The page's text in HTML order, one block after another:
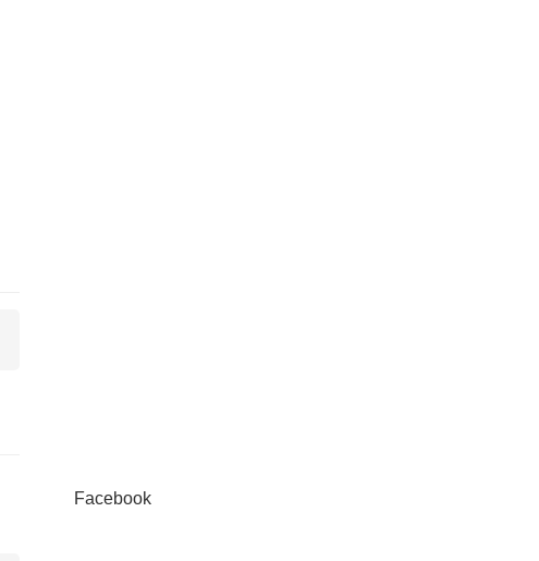
Facebook